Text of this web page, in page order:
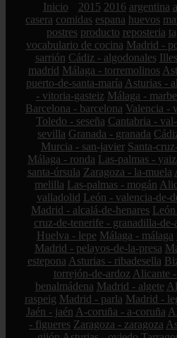
Inicio 2015 2016 argentina
casera comidas espana huevos
postres producto reposteria
vocabulario de cocina Madrid -
sarrión Cádiz - algodonales
madrid Málaga - torremolinos
puerto-de-santa-maría Asturias -
- vitoria-gasteiz Málaga -
Barcelona - barcelona Valencia -
Toledo - seseña Cantabria -
sevilla Granada - granada
Murcia - san-javier Santa-
Málaga - ronda Las-palmas -
santa-úrsula Zaragoza - la-muela
melilla Las-palmas - mogán
valladolid León - valencia-de-
Madrid - alcalá-de-henares
cruz-de-tenerife - granadilla-de-
Huelva - lepe Málaga - málaga
Madrid - pelayos-de-la-presa
estepona Asturias - ribadesella
torrejón-de-ardoz Alicante
benalmádena Madrid - algete
raspeig Madrid - parla Madrid -
Jaén - jaén A-coruña - a-coruña
- figueres Zaragoza - zaragoza